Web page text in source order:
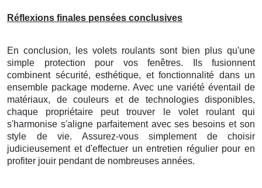
Réflexions finales pensées conclusives
En conclusion, les volets roulants sont bien plus qu'une
simple protection pour vos fenêtres. Ils fusionnent
combinent sécurité, esthétique, et fonctionnalité dans un
ensemble package moderne. Avec une variété éventail de
matériaux, de couleurs et de technologies disponibles,
chaque propriétaire peut trouver le volet roulant qui
s'harmonise s'aligne parfaitement avec ses besoins et son
style de vie. Assurez-vous simplement de choisir
judicieusement et d'effectuer un entretien régulier pour en
profiter jouir pendant de nombreuses années.